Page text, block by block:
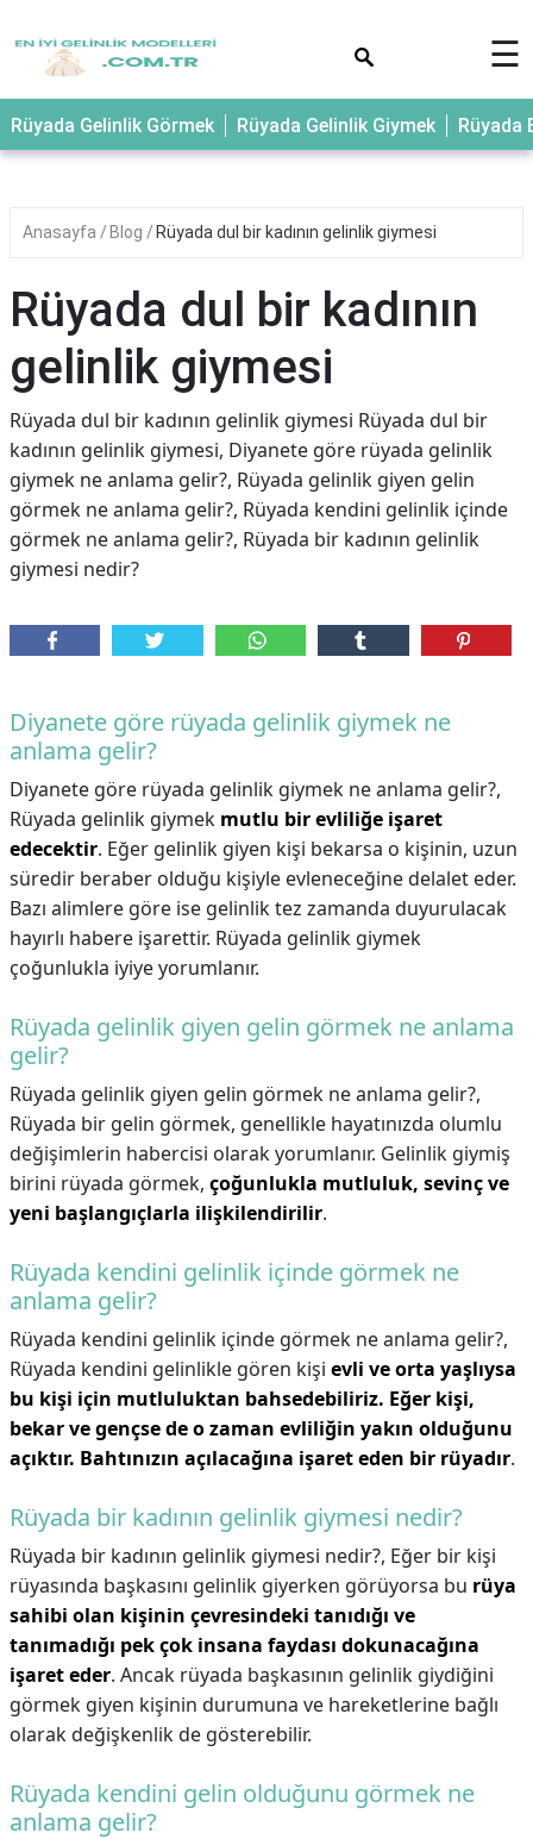
☰
Rüyada Gelinlik Görmek Rüyada Gelinlik Giymek Rüyada
Anasayfa Blog Rüyada dul bir kadının gelinlik giymesi
Rüyada dul bir kadının
gelinlik giymesi
Rüyada dul bir kadının gelinlik giymesi Rüyada dul bir
kadının gelinlik giymesi, Diyanete göre rüyada gelinlik
giymek ne anlama gelir?, Rüyada gelinlik giyen gelin
görmek ne anlama gelir?, Rüyada kendini gelinlik içinde
görmek ne anlama gelir?, Rüyada bir kadının gelinlik
giymesi nedir?
Diyanete göre rüyada gelinlik giymek ne
anlama gelir?
Diyanete göre rüyada gelinlik giymek ne anlama gelir?,
Rüyada gelinlik giymek mutlu bir evliliğe işaret
edecektir. Eğer gelinlik giyen kişi bekarsa o kişinin, uzun
süredir beraber olduğu kişiyle evleneceğine delalet eder.
Bazı alimlere göre ise gelinlik tez zamanda duyurulacak
hayırlı habere işarettir. Rüyada gelinlik giymek
çoğunlukla iyiye yorumlanır.
Rüyada gelinlik giyen gelin görmek ne anlama
gelir?
Rüyada gelinlik giyen gelin görmek ne anlama gelir?,
Rüyada bir gelin görmek, genellikle hayatınızda olumlu
değişimlerin habercisi olarak yorumlanır. Gelinlik giymiş
birini rüyada görmek, çoğunlukla mutluluk, sevinç ve
yeni başlangıçlarla ilişkilendirilir.
Rüyada kendini gelinlik içinde görmek ne
anlama gelir?
Rüyada kendini gelinlik içinde görmek ne anlama gelir?,
Rüyada kendini gelinlikle gören kişi evli ve orta yaşlıysa
bu kişi için mutluluktan bahsedebiliriz. Eğer kişi,
bekar ve gençse de o zaman evliliğin yakın olduğunu
açıktır. Bahtınızın açılacağına işaret eden bir rüyadır.
Rüyada bir kadının gelinlik giymesi nedir?
Rüyada bir kadının gelinlik giymesi nedir?, Eğer bir kişi
rüyasında başkasını gelinlik giyerken görüyorsa bu rüya
sahibi olan kişinin çevresindeki tanıdığı ve
tanımadığı pek çok insana faydası dokunacağına
işaret eder. Ancak rüyada başkasının gelinlik giydiğini
görmek giyen kişinin durumuna ve hareketlerine bağlı
olarak değişkenlik de gösterebilir.
Rüyada kendini gelin olduğunu görmek ne
anlama gelir?